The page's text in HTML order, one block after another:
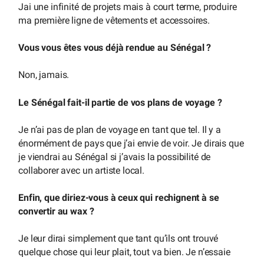
Jai une infinité de projets mais à court terme, produire
ma première ligne de vêtements et accessoires.
Vous vous êtes vous déjà rendue au Sénégal ?
Non, jamais.
Le Sénégal fait-il partie de vos plans de voyage ?
Je n’ai pas de plan de voyage en tant que tel. Il y a
énormément de pays que j’ai envie de voir. Je dirais que
je viendrai au Sénégal si j’avais la possibilité de
collaborer avec un artiste local.
Enfin, que diriez-vous à ceux qui rechignent à se
convertir au wax ?
Je leur dirai simplement que tant qu’ils ont trouvé
quelque chose qui leur plait, tout va bien. Je n’essaie